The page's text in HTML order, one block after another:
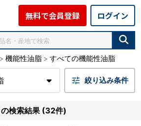
無料で会員登録 ログイン
機能性油脂 すべての機能性油脂
絞り込み条件
検索結果 (32件)